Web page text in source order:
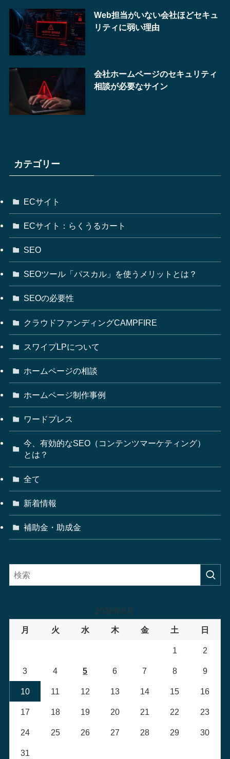
Web担当がいない会社ほどセキュ
リティに弱い理由
会社ホームページのセキュリティ
相談が必要なサイン
カテゴリー
ECサイト
ECサイト：らくうるカート
SEO
SEOツール「パスカル」を使うメリットとは？
SEOの必要性
クラウドファンディングCAMPFIRE
スワイプLPについて
ホームページの相談
ホームページ制作事例
ワードプレス
今、有効的なSEO（コンテンツマーケティング）
とは？
全て
新着情報
補助金・助成金
2026年8月
月 火 水 木 金 土 日
1 2
3 4 5 6 7 8 9
10 11 12 13 14 15 16
17 18 19 20 21 22 23
24 25 26 27 28 29 30
31